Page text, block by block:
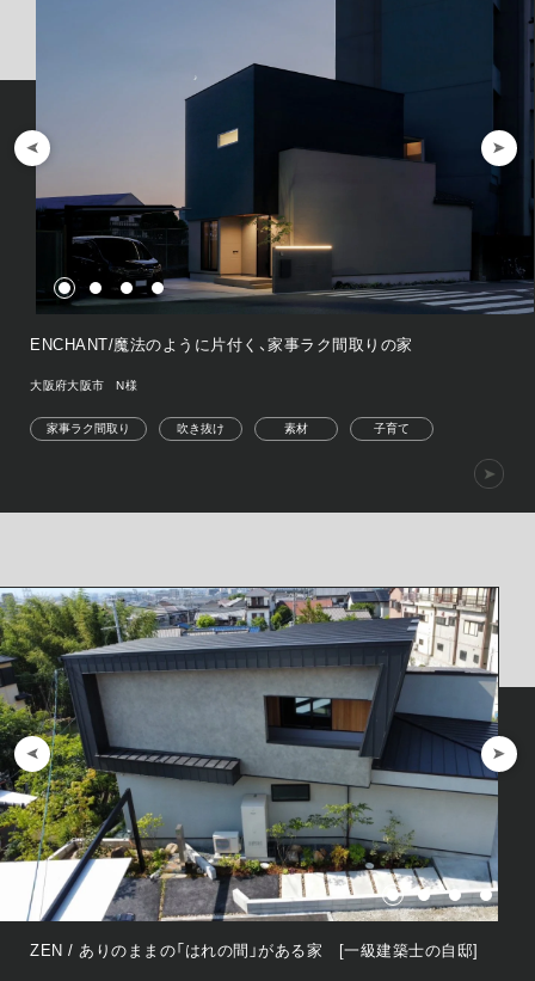
ENCHANT/魔法のように片付く、家事ラク間取りの家
大阪府大阪市 N様
家事ラク間取り 吹き抜け 素材 子育て
ZEN / ありのままの「はれの間」がある家 [一級建築士の自邸]